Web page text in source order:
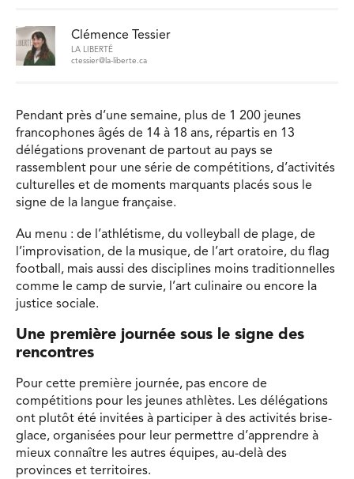
Clémence Tessier
LA LIBERTÉ
ctessier@la-liberte.ca
Pendant près d’une semaine, plus de 1 200 jeunes
francophones âgés de 14 à 18 ans, répartis en 13
délégations provenant de partout au pays se
rassemblent pour une série de compétitions, d’activités
culturelles et de moments marquants placés sous le
signe de la langue française.
Au menu : de l’athlétisme, du volleyball de plage, de
l’improvisation, de la musique, de l’art oratoire, du flag
football, mais aussi des disciplines moins traditionnelles
comme le camp de survie, l’art culinaire ou encore la
justice sociale.
Une première journée sous le signe des
rencontres
Pour cette première journée, pas encore de
compétitions pour les jeunes athlètes. Les délégations
ont plutôt été invitées à participer à des activités brise-
glace, organisées pour leur permettre d’apprendre à
mieux connaître les autres équipes, au-delà des
provinces et territoires.